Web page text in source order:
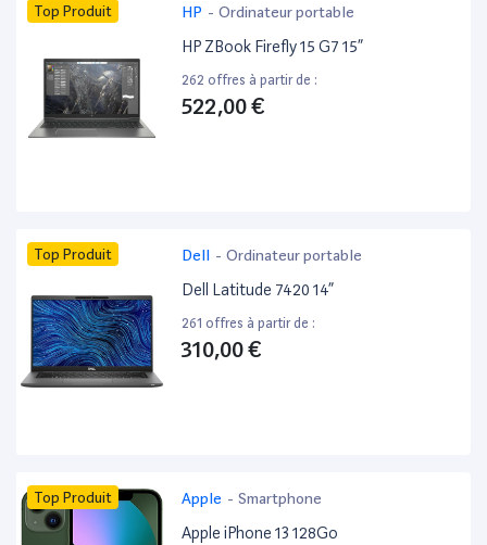
Top Produit HP - Ordinateur portable
HP ZBook Firefly 15 G7 15”
262 offres à partir de :
522,00 €
Top Produit Dell - Ordinateur portable
Dell Latitude 7420 14”
261 offres à partir de :
310,00 €
Top Produit Apple - Smartphone
Apple iPhone 13 128Go